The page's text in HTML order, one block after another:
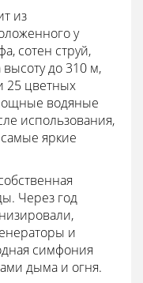
из
у
сотен струй,
до 310 м,
25 цветных
водяные
использования,
яркие
Через год
и
симфония
дыма и огня.